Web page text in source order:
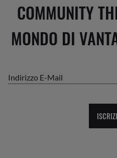
COMMUNITY
MONDO DI
Indirizzo E-Mail